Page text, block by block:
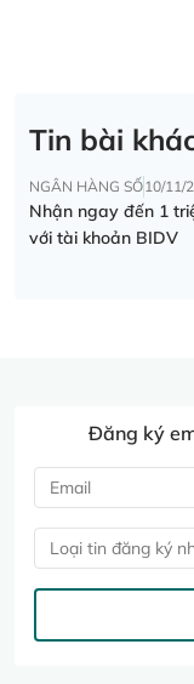
Tin bài
NGÂN HÀNG SỐ10/11/
Nhận ngay đến 1
với tài khoản BIDV
Đăng ký
Loại tin đăng ký